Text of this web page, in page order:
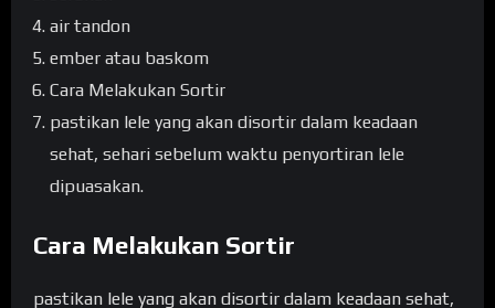
air tandon
ember atau baskom
Cara Melakukan Sortir
pastikan lele yang akan disortir dalam keadaan
sehat, sehari sebelum waktu penyortiran lele
dipuasakan.
Cara Melakukan Sortir
pastikan lele yang akan disortir dalam keadaan sehat,